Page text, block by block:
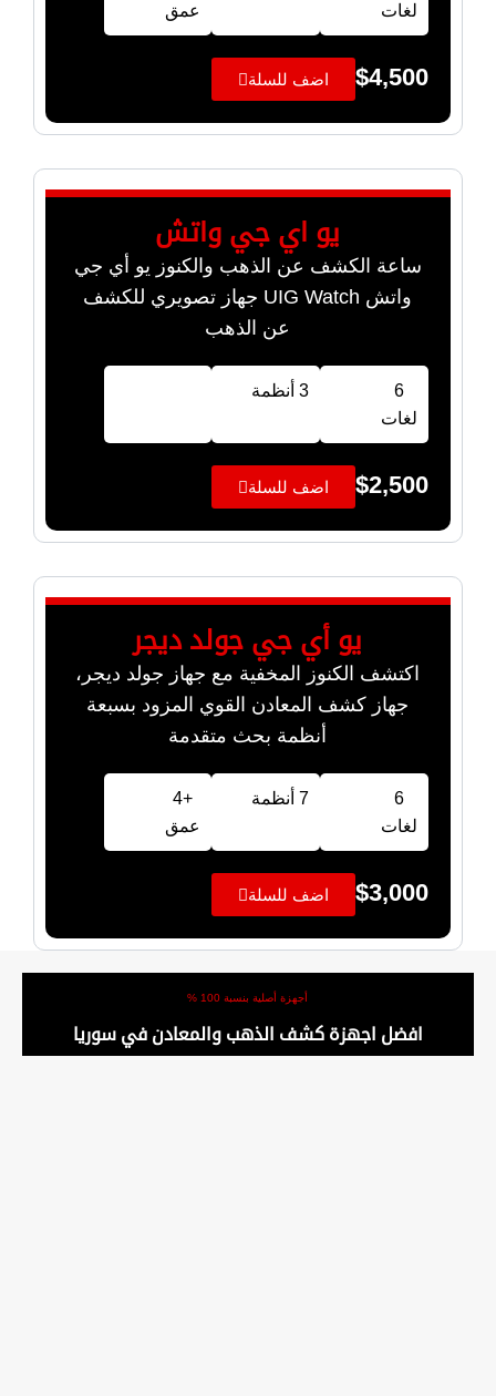
لغات
عمق
$4,500 اضف للسلة
يو اي جي واتش
ساعة الكشف عن الذهب والكنوز يو أي جي
واتش UIG Watch جهاز تصويري للكشف
عن الذهب
6
لغات
3 أنظمة
$2,500 اضف للسلة
يو أي جي جولد ديجر
اكتشف الكنوز المخفية مع جهاز جولد ديجر،
جهاز كشف المعادن القوي المزود بسبعة
أنظمة بحث متقدمة
6
لغات
7 أنظمة
+4
عمق
$3,000 اضف للسلة
أجهزة أصلية بنسبة 100 %
افضل اجهزة كشف الذهب والمعادن في سوريا